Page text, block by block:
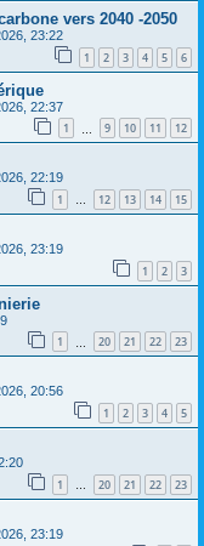
vers 2040 -2050
23:22
1 2 3 4 5 6
22:37
1 9 10 11 12
22:19
1 … 12 13 14 15
23:19
1 2 3
1 20 21 22 23
20:56
1 2 3 4 5
1 … 20 21 22 23
23:19